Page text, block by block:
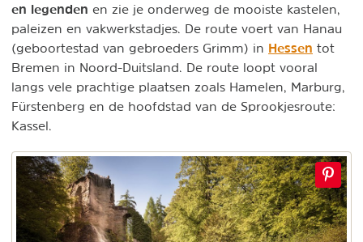
en legenden en zie je onderweg de mooiste kastelen,
paleizen en vakwerkstadjes. De route voert van Hanau
(geboortestad van gebroeders Grimm) in Hessen tot
Bremen in Noord-Duitsland. De route loopt vooral
langs vele prachtige plaatsen zoals Hamelen, Marburg,
Fürstenberg en de hoofdstad van de Sprookjesroute:
Kassel.